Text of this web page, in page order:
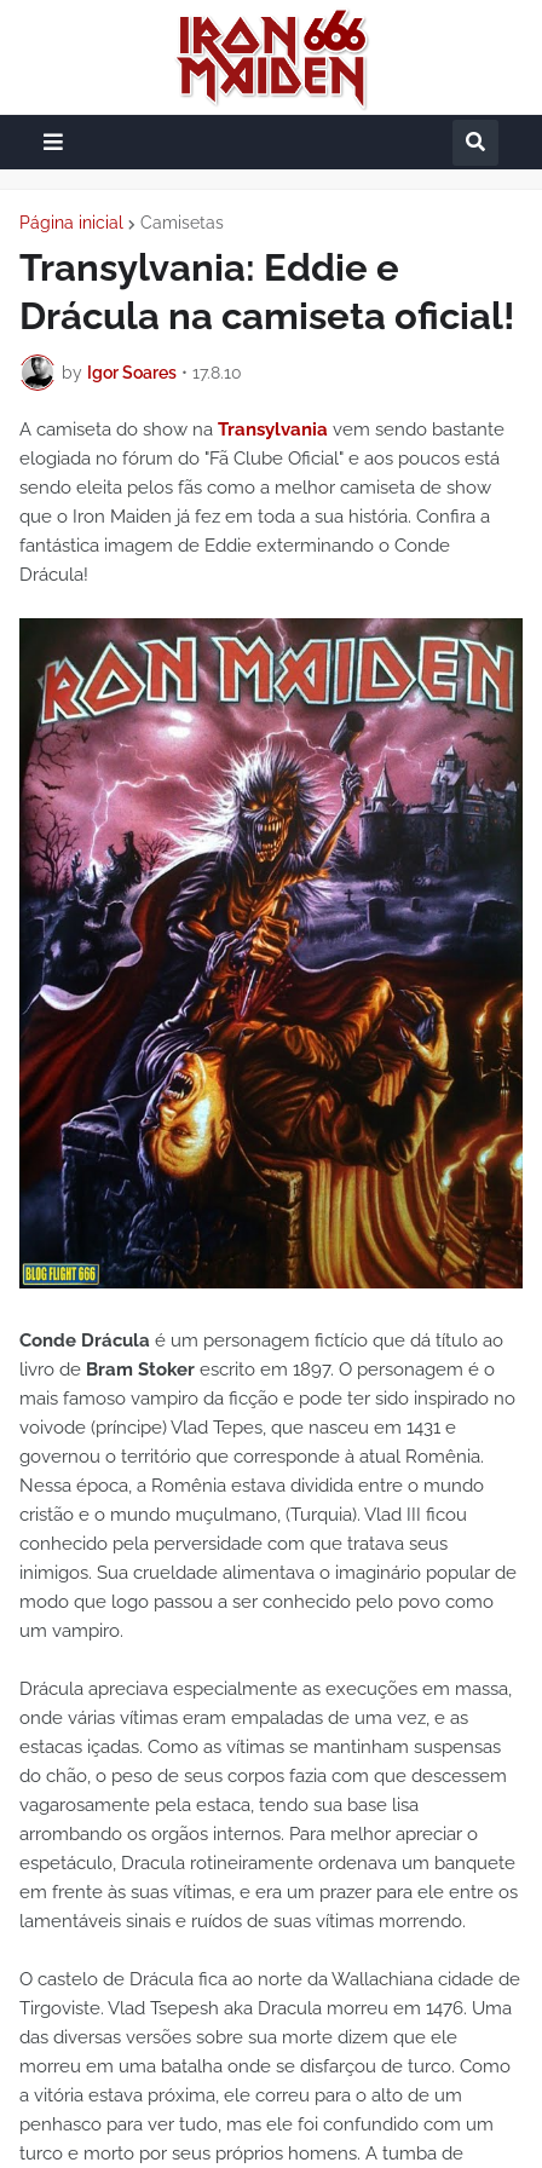
Página inicial Camisetas
Transylvania: Eddie e
Drácula na camiseta oficial!
by Igor Soares • 17.8.10
A camiseta do show na Transylvania vem sendo bastante
elogiada no fórum do "Fã Clube Oficial" e aos poucos está
sendo eleita pelos fãs como a melhor camiseta de show
que o Iron Maiden já fez em toda a sua história. Confira a
fantástica imagem de Eddie exterminando o Conde
Drácula!
Conde Drácula é um personagem fictício que dá título ao
livro de Bram Stoker escrito em 1897. O personagem é o
mais famoso vampiro da ficção e pode ter sido inspirado no
voivode (príncipe) Vlad Tepes, que nasceu em 1431 e
governou o território que corresponde à atual Romênia.
Nessa época, a Romênia estava dividida entre o mundo
cristão e o mundo muçulmano, (Turquia). Vlad III ficou
conhecido pela perversidade com que tratava seus
inimigos. Sua crueldade alimentava o imaginário popular de
modo que logo passou a ser conhecido pelo povo como
um vampiro.
Drácula apreciava especialmente as execuções em massa,
onde várias vítimas eram empaladas de uma vez, e as
estacas içadas. Como as vítimas se mantinham suspensas
do chão, o peso de seus corpos fazia com que descessem
vagarosamente pela estaca, tendo sua base lisa
arrombando os orgãos internos. Para melhor apreciar o
espetáculo, Dracula rotineiramente ordenava um banquete
em frente às suas vítimas, e era um prazer para ele entre os
lamentáveis sinais e ruídos de suas vítimas morrendo.
O castelo de Drácula fica ao norte da Wallachiana cidade de
Tirgoviste. Vlad Tsepesh aka Dracula morreu em 1476. Uma
das diversas versões sobre sua morte dizem que ele
morreu em uma batalha onde se disfarçou de turco. Como
a vitória estava próxima, ele correu para o alto de um
penhasco para ver tudo, mas ele foi confundido com um
turco e morto por seus próprios homens. A tumba de